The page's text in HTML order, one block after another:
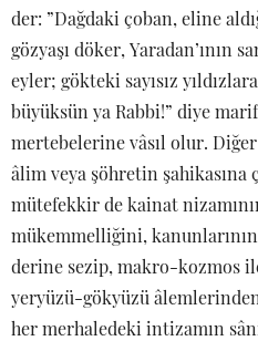
der: ”Dağdaki çoban, eline
gözyaşı döker, Yaradan’ının
eyler; gökteki sayısız
büyüksün ya Rabbi!” diye
mertebelerine vâsıl olur.
âlim veya şöhretin şahikasına
mütefekkir de kainat
mükemmelliğini,
derine sezip, makro-kozmos
yeryüzü-gökyüzü
her merhaledeki intizamın